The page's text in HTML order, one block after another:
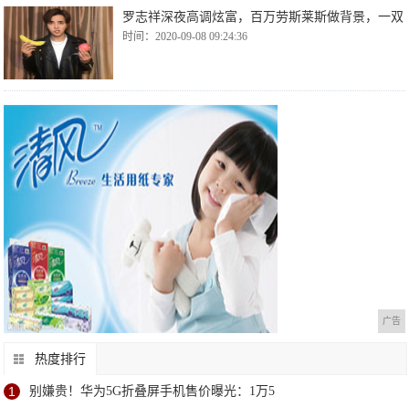
罗志祥深夜高调炫富，百万劳斯莱斯做背景，一双
时间：2020-09-08 09:24:36
广告
热度排行
1 别嫌贵！华为5G折叠屏手机售价曝光：1万5